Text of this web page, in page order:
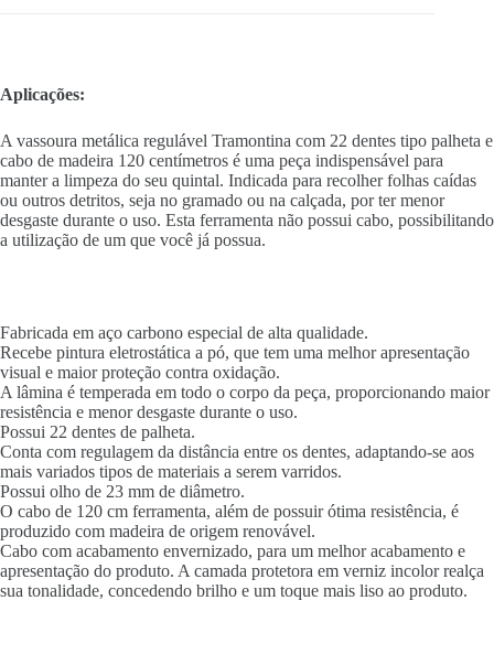
Aplicações:
A vassoura metálica regulável Tramontina com 22 dentes tipo palheta e
cabo de madeira 120 centímetros é uma peça indispensável para
manter a limpeza do seu quintal. Indicada para recolher folhas caídas
ou outros detritos, seja no gramado ou na calçada, por ter menor
desgaste durante o uso. Esta ferramenta não possui cabo, possibilitando
a utilização de um que você já possua.
Fabricada em aço carbono especial de alta qualidade.
Recebe pintura eletrostática a pó, que tem uma melhor apresentação
visual e maior proteção contra oxidação.
A lâmina é temperada em todo o corpo da peça, proporcionando maior
resistência e menor desgaste durante o uso.
Possui 22 dentes de palheta.
Conta com regulagem da distância entre os dentes, adaptando-se aos
mais variados tipos de materiais a serem varridos.
Possui olho de 23 mm de diâmetro.
O cabo de 120 cm ferramenta, além de possuir ótima resistência, é
produzido com madeira de origem renovável.
Cabo com acabamento envernizado, para um melhor acabamento e
apresentação do produto. A camada protetora em verniz incolor realça
sua tonalidade, concedendo brilho e um toque mais liso ao produto.